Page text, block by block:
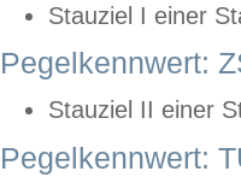
Stauziel I einer
Pegelkennwert:
Stauziel II einer
Pegelkennwert: